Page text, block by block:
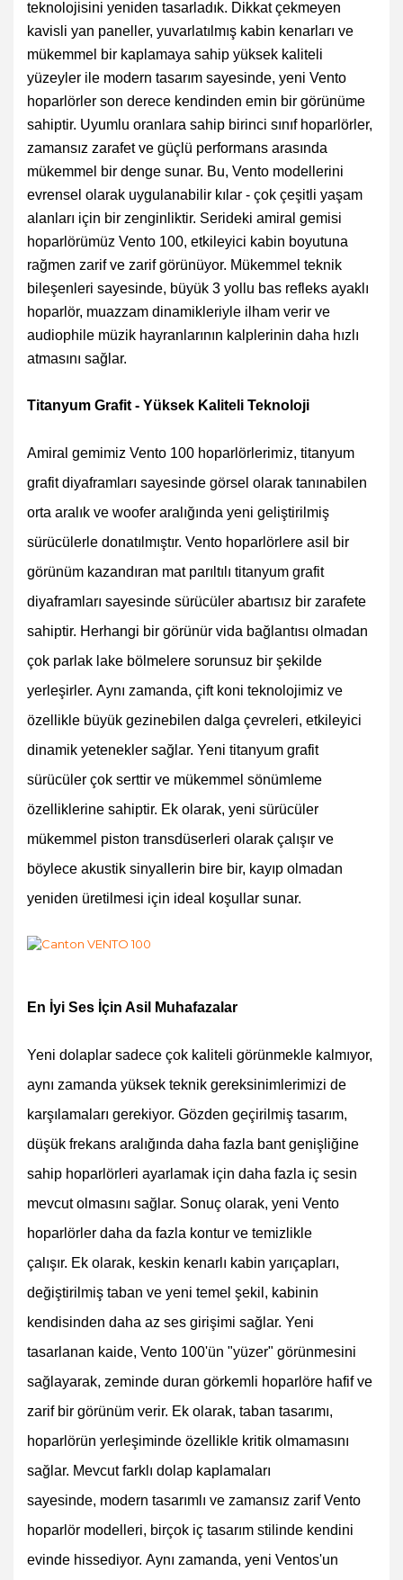
teknolojisini yeniden tasarladık. Dikkat çekmeyen
kavisli yan paneller, yuvarlatılmış kabin kenarları ve
mükemmel bir kaplamaya sahip yüksek kaliteli
yüzeyler ile modern tasarım sayesinde, yeni Vento
hoparlörler son derece kendinden emin bir görünüme
sahiptir. Uyumlu oranlara sahip birinci sınıf hoparlörler,
zamansız zarafet ve güçlü performans arasında
mükemmel bir denge sunar. Bu, Vento modellerini
evrensel olarak uygulanabilir kılar - çok çeşitli yaşam
alanları için bir zenginliktir. Serideki amiral gemisi
hoparlörümüz Vento 100, etkileyici kabin boyutuna
rağmen zarif ve zarif görünüyor. Mükemmel teknik
bileşenleri sayesinde, büyük 3 yollu bas refleks ayaklı
hoparlör, muazzam dinamikleriyle ilham verir ve
audiophile müzik hayranlarının kalplerinin daha hızlı
atmasını sağlar.
Titanyum Grafit - Yüksek Kaliteli Teknoloji
Amiral gemimiz Vento 100 hoparlörlerimiz, titanyum
grafit diyaframları sayesinde görsel olarak tanınabilen
orta aralık ve woofer aralığında yeni geliştirilmiş
sürücülerle donatılmıştır. Vento hoparlörlere asil bir
görünüm kazandıran mat parıltılı titanyum grafit
diyaframları sayesinde sürücüler abartısız bir zarafete
sahiptir. Herhangi bir görünür vida bağlantısı olmadan
çok parlak lake bölmelere sorunsuz bir şekilde
yerleşirler. Aynı zamanda, çift koni teknolojimiz ve
özellikle büyük gezinebilen dalga çevreleri, etkileyici
dinamik yetenekler sağlar. Yeni titanyum grafit
sürücüler çok serttir ve mükemmel sönümleme
özelliklerine sahiptir. Ek olarak, yeni sürücüler
mükemmel piston transdüserleri olarak çalışır ve
böylece akustik sinyallerin bire bir, kayıp olmadan
yeniden üretilmesi için ideal koşullar sunar.
En İyi Ses İçin Asil Muhafazalar
Yeni dolaplar sadece çok kaliteli görünmekle kalmıyor,
aynı zamanda yüksek teknik gereksinimlerimizi de
karşılamaları gerekiyor. Gözden geçirilmiş tasarım,
düşük frekans aralığında daha fazla bant genişliğine
sahip hoparlörleri ayarlamak için daha fazla iç sesin
mevcut olmasını sağlar. Sonuç olarak, yeni Vento
hoparlörler daha da fazla kontur ve temizlikle
çalışır. Ek olarak, keskin kenarlı kabin yarıçapları,
değiştirilmiş taban ve yeni temel şekil, kabinin
kendisinden daha az ses girişimi sağlar. Yeni
tasarlanan kaide, Vento 100'ün "yüzer" görünmesini
sağlayarak, zeminde duran görkemli hoparlöre hafif ve
zarif bir görünüm verir. Ek olarak, taban tasarımı,
hoparlörün yerleşiminde özellikle kritik olmamasını
sağlar. Mevcut farklı dolap kaplamaları
sayesinde, modern tasarımlı ve zamansız zarif Vento
hoparlör modelleri, birçok iç tasarım stilinde kendini
evinde hissediyor. Aynı zamanda, yeni Ventos'un